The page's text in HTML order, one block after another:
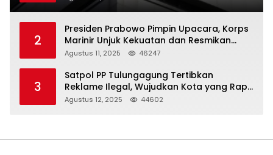
2
Presiden Prabowo Pimpin Upacara, Korps
Marinir Unjuk Kekuatan dan Resmikan
Struktur Baru
Agustus 11, 2025 46247
3
Satpol PP Tulungagung Tertibkan
Reklame Ilegal, Wujudkan Kota yang Rapi
dan Indah
Agustus 12, 2025 44602